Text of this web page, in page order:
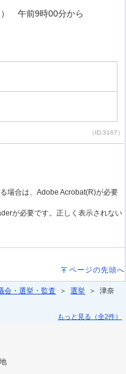
午前9時00分から
（ID:3167）
場合は、Adobe Acrobat(R)が必要
が必要です。正しく表示されない
ページの先頭へ
会・選挙・監査 ＞選挙 ＞ 津奈
もっと見る（全2件）